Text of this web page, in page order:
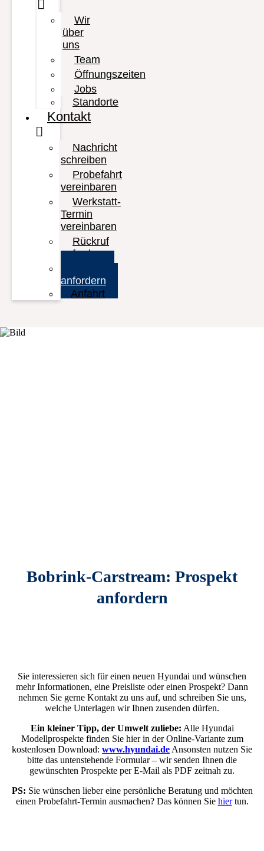
Wir
über
uns
Team
Öffnungszeiten
Jobs
Standorte
Kontakt
Nachricht
schreiben
Probefahrt
vereinbaren
Werkstatt-
Termin
vereinbaren
Rückruf
anfordern
anfordern
Anfahrt
Bobrink-Carstream: Prospekt
anfordern
Sie interessieren sich für einen neuen Hyundai und wünschen
mehr Informationen, eine Preisliste oder einen Prospekt? Dann
nehmen Sie gerne Kontakt zu uns auf, und schreiben Sie uns,
welche Unterlagen wir Ihnen zusenden dürfen.
Ein kleiner Tipp, der Umwelt zuliebe: Alle Hyundai
Modellprospekte finden Sie hier in der Online-Variante zum
kostenlosen Download: www.hyundai.de Ansonsten nutzen Sie
bitte das untenstehende Formular – wir senden Ihnen die
gewünschten Prospekte per E‑Mail als PDF zeitnah zu.
PS: Sie wünschen lieber eine persönliche Beratung und möchten
einen Probefahrt-Termin ausmachen? Das können Sie hiertun.